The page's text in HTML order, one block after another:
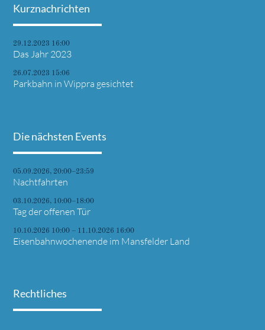
Kurznachrichten
29.12.2023 16:00
Das Jahr 2023
26.07.2023 15:06
Parkbahn in Wippra gesichtet
Die nächsten Events
05.09.2026, 20:00–23:59
Nachtfahrten
03.10.2026, 10:00–18:00
Tag der offenen Tür
10.10.2026 10:00 – 11.10.2026 16:00
Eisenbahnwochenende im Mansfelder Land
Rechtliches